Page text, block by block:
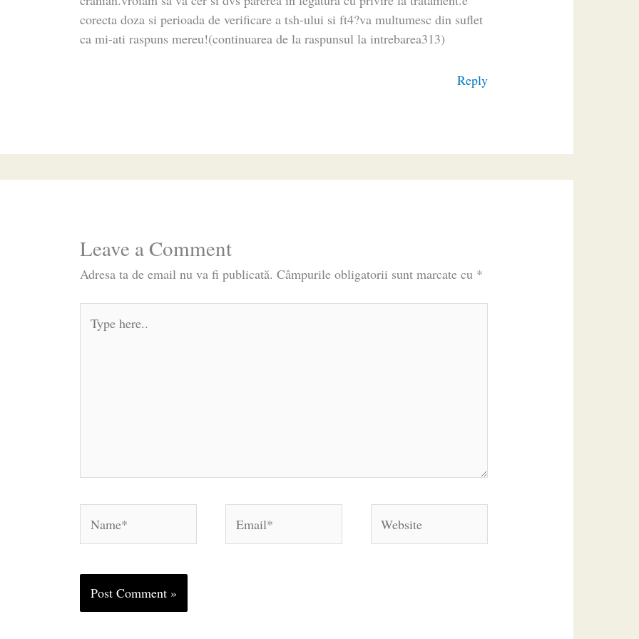
corecta doza si perioada de verificare a tsh-ului si ft4?va multumesc din suflet
ca mi-ati raspuns mereu!(continuarea de la raspunsul la intrebarea313)
Reply
Leave a Comment
Adresa ta de email nu va fi publicată. Câmpurile obligatorii sunt marcate cu *
here..